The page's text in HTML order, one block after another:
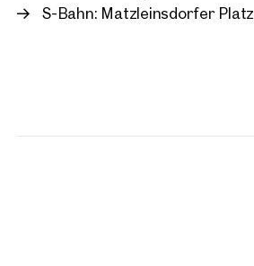
S-Bahn: Matzleinsdorfer Platz